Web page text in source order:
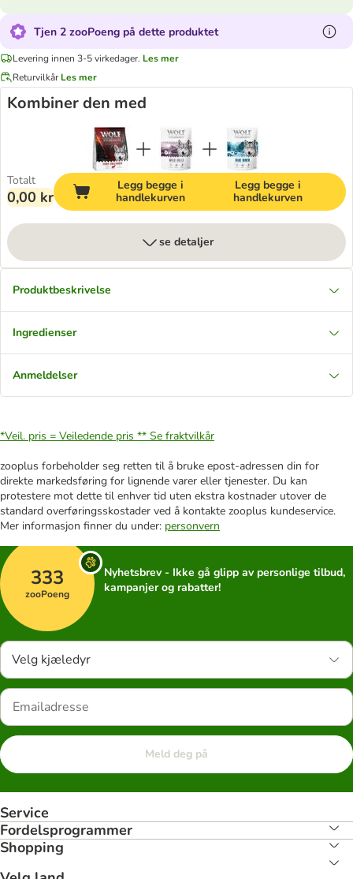
Tjen 2 zooPoeng på dette produktet
Levering innen 3-5 virkedager. Les mer
Returvilkår Les mer
Kombiner den med
Totalt
0,00 kr
Legg begge i
handlekurven
Legg begge i
handlekurven
se detaljer
Produktbeskrivelse
Ingredienser
Anmeldelser
*Veil. pris = Veiledende pris ** Se fraktvilkår
zooplus forbeholder seg retten til å bruke epost-adressen din for
direkte markedsføring for lignende varer eller tjenester. Du kan
protestere mot dette til enhver tid uten ekstra kostnader utover de
standard overføringsskostader ved å kontakte zooplus kundeservice.
Mer informasjon finner du under: personvern
333
zooPoeng
Nyhetsbrev - Ikke gå glipp av personlige tilbud,
kampanjer og rabatter!
Velg kjæledyr
Meld deg på
Service
Fordelsprogrammer
Shopping